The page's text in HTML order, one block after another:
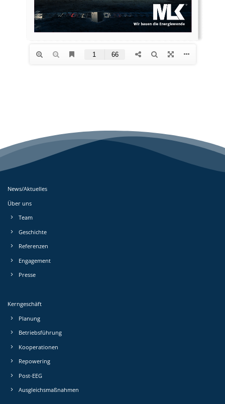
News/Aktuelles
Über uns
Team
Geschichte
Referenzen
Engagement
Presse
Kerngeschäft
Planung
Betriebs­führung
Kooperationen
Repowering
Post-EEG
Ausgleichs­maßnahmen